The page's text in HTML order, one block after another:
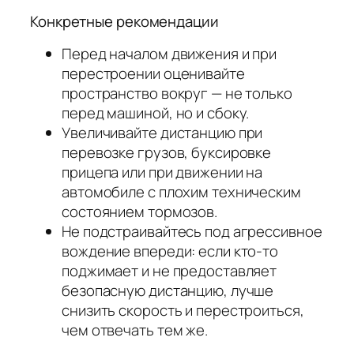
Конкретные рекомендации
Перед началом движения и при
перестроении оценивайте
пространство вокруг — не только
перед машиной, но и сбоку.
Увеличивайте дистанцию при
перевозке грузов, буксировке
прицепа или при движении на
автомобиле с плохим техническим
состоянием тормозов.
Не подстраивайтесь под агрессивное
вождение впереди: если кто‑то
поджимает и не предоставляет
безопасную дистанцию, лучше
снизить скорость и перестроиться,
чем отвечать тем же.